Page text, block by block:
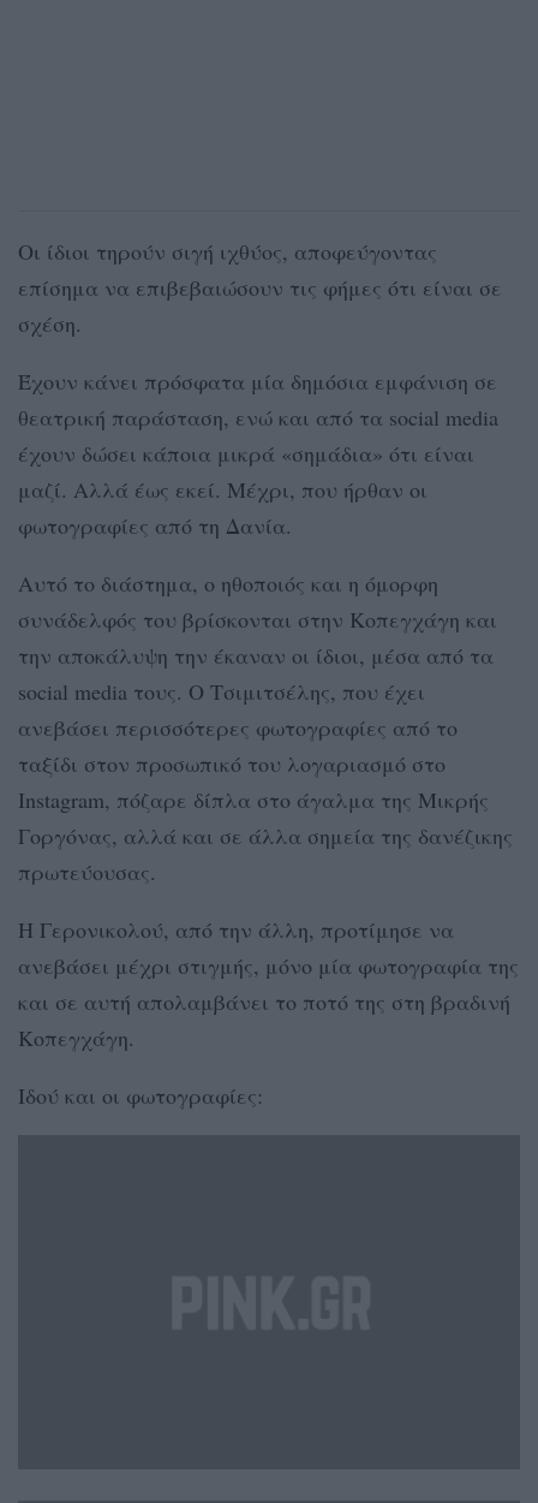
Οι ίδιοι τηρούν σιγή ιχθύος, αποφεύγοντας
επίσημα να επιβεβαιώσουν τις φήμες ότι είναι σε
σχέση.
Έχουν κάνει πρόσφατα μία δημόσια εμφάνιση σε
θεατρική παράσταση, ενώ και από τα social media
έχουν δώσει κάποια μικρά «σημάδια» ότι είναι
μαζί. Αλλά έως εκεί. Μέχρι, που ήρθαν οι
φωτογραφίες από τη Δανία.
Αυτό το διάστημα, ο ηθοποιός και η όμορφη
συνάδελφός του βρίσκονται στην Κοπεγχάγη και
την αποκάλυψη την έκαναν οι ίδιοι, μέσα από τα
social media τους. Ο Τσιμιτσέλης, που έχει
ανεβάσει περισσότερες φωτογραφίες από το
ταξίδι στον προσωπικό του λογαριασμό στο
Instagram, πόζαρε δίπλα στο άγαλμα της Μικρής
Γοργόνας, αλλά και σε άλλα σημεία της δανέζικης
πρωτεύουσας.
Η Γερονικολού, από την άλλη, προτίμησε να
ανεβάσει μέχρι στιγμής, μόνο μία φωτογραφία της
και σε αυτή απολαμβάνει το ποτό της στη βραδινή
Κοπεγχάγη.
Ιδού και οι φωτογραφίες: